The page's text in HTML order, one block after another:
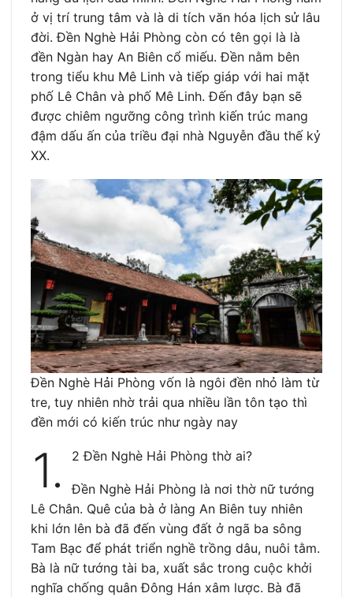
ở vị trí trung tâm và là di tích văn hóa lịch sử lâu
đời. Đền Nghè Hải Phòng còn có tên gọi là là
đền Ngàn hay An Biên cổ miếu. Đền nằm bên
trong tiểu khu Mê Linh và tiếp giáp với hai mặt
phố Lê Chân và phố Mê Linh. Đến đây bạn sẽ
được chiêm ngưỡng công trình kiến trúc mang
đậm dấu ấn của triều đại nhà Nguyễn đầu thế kỷ
XX.
Đền Nghè Hải Phòng vốn là ngôi đền nhỏ làm từ
tre, tuy nhiên nhờ trải qua nhiều lần tôn tạo thì
đền mới có kiến trúc như ngày nay
1. 2 Đền Nghè Hải Phòng thờ ai?
Đền Nghè Hải Phòng là nơi thờ nữ tướng
Lê Chân. Quê của bà ở làng An Biên tuy nhiên
khi lớn lên bà đã đến vùng đất ở ngã ba sông
Tam Bạc để phát triển nghề trồng dâu, nuôi tằm.
Bà là nữ tướng tài ba, xuất sắc trong cuộc khởi
nghĩa chống quân Đông Hán xâm lược. Bà đã